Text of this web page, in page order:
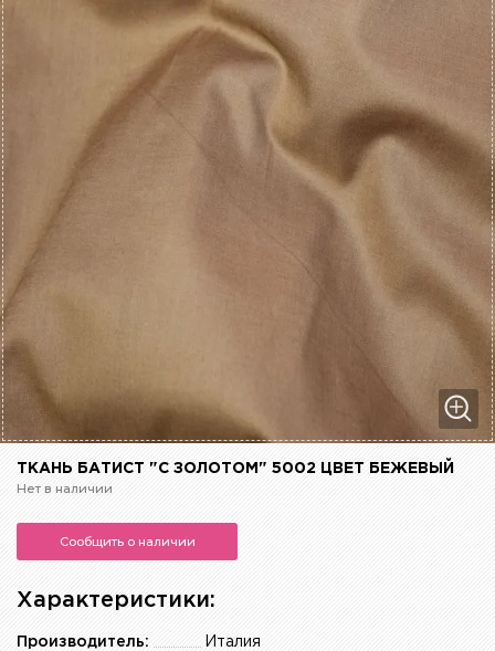
ТКАНЬ БАТИСТ "С ЗОЛОТОМ" 5002 ЦВЕТ БЕЖЕВЫЙ
Нет в наличии
Сообщить о наличии
Характеристики:
Италия
Производитель: